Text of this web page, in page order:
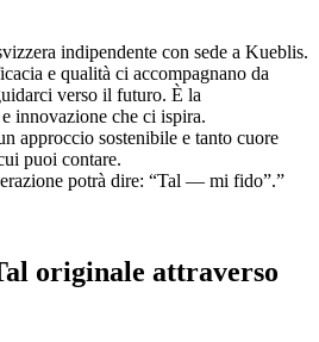
indipendente con sede a Kueblis.
e qualità ci accompagnano da
verso il futuro. È la
innovazione che ci ispira.
approccio sostenibile e tanto cuore
puoi contare.
potrà dire: “Tal — mi fido”.”
originale attraverso